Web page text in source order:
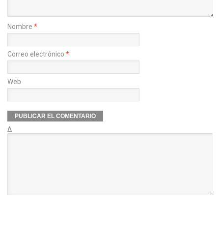
Nombre *
Correo electrónico *
Web
Δ